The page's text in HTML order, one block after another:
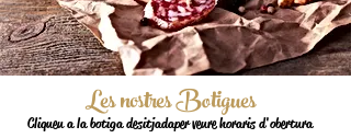
Les nostres Botigues
Cliqueu a la botiga desitjada per veure horaris d'obertura